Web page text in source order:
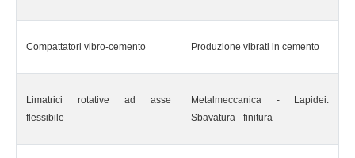
Compattatori vibro-cemento Produzione vibrati in cemento
Limatrici rotative ad asse
flessibile
Metalmeccanica - Lapidei:
Sbavatura - finitura